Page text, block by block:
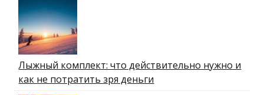
Лыжный комплект: что действительно нужно и
как не потратить зря деньги